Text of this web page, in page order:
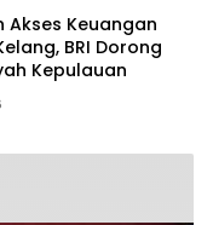
Akses Keuangan
BRI Dorong
Kepulauan